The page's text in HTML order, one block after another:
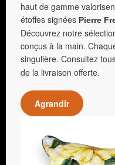
haut de gamme
étoffes signées Pierre
Découvrez notre
conçus à la main.
singulière. Consultez
de la livraison offerte.
Agrandir